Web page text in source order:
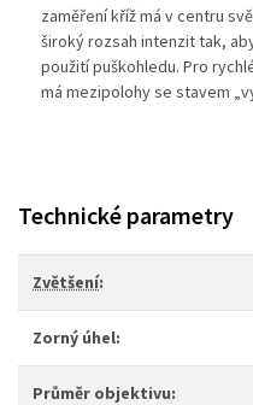
zaměření kříž má v centru
široký rozsah intenzit tak,
použití puškohledu. Pro
má mezipolohy se stavem
Technické parametry
Zvětšení:
Zorný úhel:
Průměr objektivu: